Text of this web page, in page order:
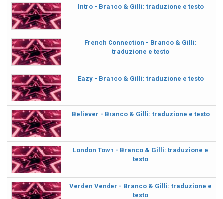
Intro - Branco & Gilli: traduzione e testo
French Connection - Branco & Gilli:
traduzione e testo
Eazy - Branco & Gilli: traduzione e testo
Believer - Branco & Gilli: traduzione e testo
London Town - Branco & Gilli: traduzione e
testo
Verden Vender - Branco & Gilli: traduzione e
testo